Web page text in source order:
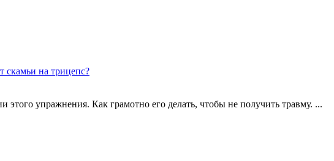
скамьи на трицепс?
упражнения. Как грамотно его делать, чтобы не получить травму. ...